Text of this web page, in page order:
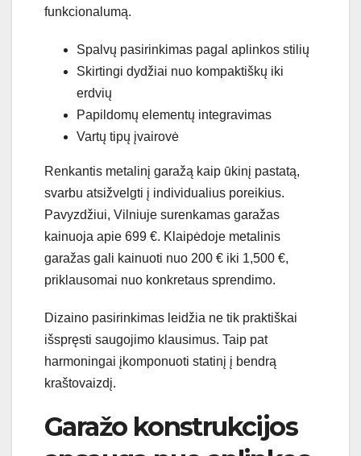
funkcionalumą.
Spalvų pasirinkimas pagal aplinkos stilių
Skirtingi dydžiai nuo kompaktiškų iki
erdvių
Papildomų elementų integravimas
Vartų tipų įvairovė
Renkantis metalinį garažą kaip ūkinį pastatą,
svarbu atsižvelgti į individualius poreikius.
Pavyzdžiui, Vilniuje surenkamas garažas
kainuoja apie 699 €. Klaipėdoje metalinis
garažas gali kainuoti nuo 200 € iki 1,500 €,
priklausomai nuo konkretaus sprendimo.
Dizaino pasirinkimas leidžia ne tik praktiškai
išspręsti saugojimo klausimus. Taip pat
harmoningai įkomponuoti statinį į bendrą
kraštovaizdį.
Garažo konstrukcijos